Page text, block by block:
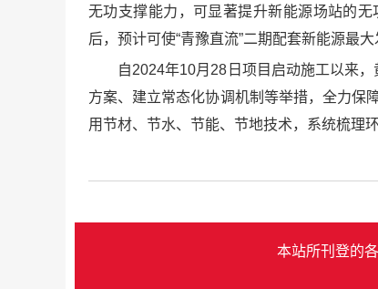
无功支撑能力，可显著提升新能源场站的
后，预计可使“青豫直流”二期配套新能源最
自2024年10月28日项目启动施工以来
方案、建立常态化协调机制等举措，全力保
用节材、节水、节能、节地技术，系统梳理
本站所刊登的